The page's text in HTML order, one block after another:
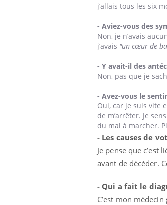
j’allais tous les six
- Aviez-vous des
Non, je n’avais
j’avais "un cœur de
- Y avait-il des
Non, pas que je
- Avez-vous le
Oui, car je suis vite
de m’arrêter. Je
du mal à marcher.
- Les causes de
Je pense que
avant de décéder.
- Qui a fait le
C’est mon
même alopécie… Les
carence en fer sont multiples